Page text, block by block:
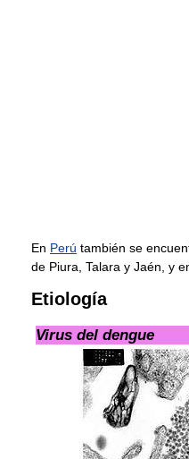
En Perú también se
de Piura, Talara y Jaén, y
Etiología
Virus del dengue